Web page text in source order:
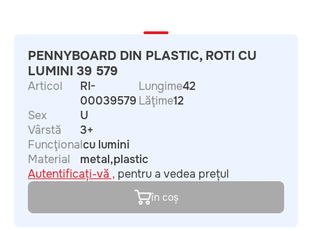
PENNYBOARD DIN PLASTIC, ROTI CU
LUMINI 39 579
Articol
RI-
00039579
Sex
U
Vârstă
3+
Funcţionalcu lumini
Material
metal,plastic
Lungime42
Lăţime12
Autentificați-vă , pentru a vedea prețul
în coș